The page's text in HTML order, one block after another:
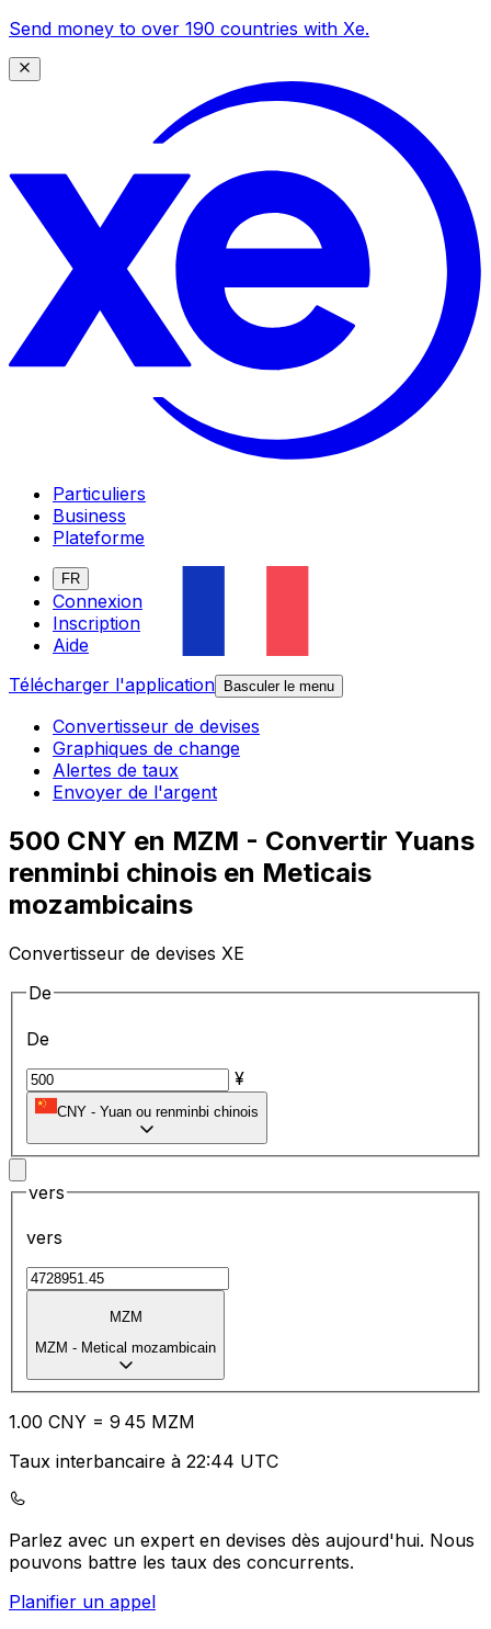
Send money to over 190 countries with Xe.
Particuliers
Business
Plateforme
FR
Connexion
Inscription
Aide
Télécharger l'application
Basculer le menu
Convertisseur de devises
Graphiques de change
Alertes de taux
Envoyer de l'argent
500 CNY en MZM - Convertir Yuans
renminbi chinois en Meticais
mozambicains
Convertisseur de devises XE
De
De
¥
CNY - Yuan ou renminbi chinois
vers
vers
MZM
MZM - Metical mozambicain
1.00 CNY = 9 45 MZM
Taux interbancaire à 22:44 UTC
Parlez avec un expert en devises dès aujourd'hui. Nous
pouvons battre les taux des concurrents.
Planifier un appel